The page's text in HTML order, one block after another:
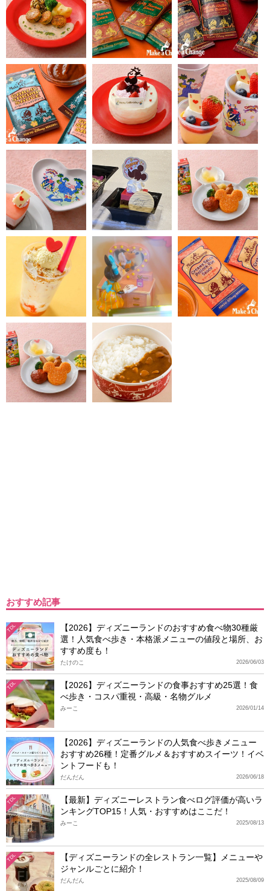
おすすめ記事
TDL
【2026】ディズニーランドのおすすめ食べ物30種厳
選！人気食べ歩き・本格派メニューの値段と場所、お
すすめ度も！
2026/06/03
たけのこ
TDL
【2026】ディズニーランドの食事おすすめ25選！食
べ歩き・コスパ重視・高級・名物グルメ
2026/01/14
みーこ
【2026】ディズニーランドの人気食べ歩きメニュー
おすすめ26種！定番グルメ＆おすすめスイーツ！イベ
ントフードも！
2026/06/18
だんだん
TDL
【最新】ディズニーレストラン食べログ評価が高いラ
ンキングTOP15！人気・おすすめはここだ！
2025/08/13
みーこ
TDL
【ディズニーランドの全レストラン一覧】メニューや
ジャンルごとに紹介！
2025/08/09
だんだん